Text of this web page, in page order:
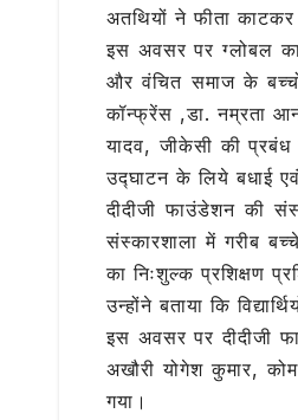
अतथियों ने फीता
इस अवसर पर ग्लोबल
और वंचित समाज के
कॉन्फ्रेंस ,डा. नम्रता
यादव, जीकेसी की प्रबंध
उद्घाटन के लिये बधाई
दीदीजी फाउंडेशन की
संस्कारशाला में गरीब
का निःशुल्क प्रशिक्षण
उन्होंने बताया कि
इस अवसर पर दीदीजी
अखौरी योगेश कुमार,
गया।